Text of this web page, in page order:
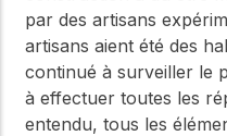
par des artisans
artisans aient été des
continué à surveiller le
à effectuer toutes les
entendu, tous les